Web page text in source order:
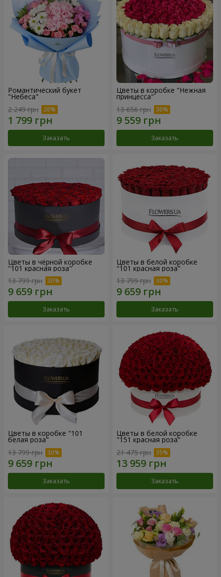
Романтический букет
"Небеса"
2 249 грн
Заказать
Цветы в коробке "Нежная
принцесса"
13 656 грн
Заказать
Цветы в чёрной коробке
"101 красная роза"
13 799 грн
Заказать
Цветы в белой коробке
"101 красная роза"
13 799 грн
Заказать
Цветы в коробке "101
белая роза"
13 799 грн
Заказать
Цветы в белой коробке
"151 красная роза"
21 475 грн
Заказать